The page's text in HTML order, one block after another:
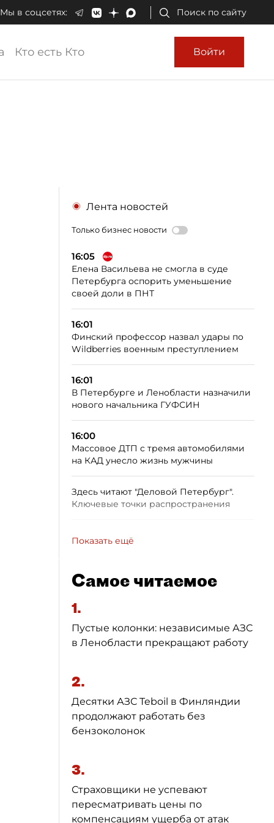
Мы в соцсетях: Поиск по сайту
Кто есть Кто Войти
Лента новостей
Только бизнес новости
16:05
Елена Васильева не смогла в суде
Петербурга оспорить уменьшение
своей доли в ПНТ
16:01
Финский профессор назвал удары по
Wildberries военным преступлением
16:01
В Петербурге и Ленобласти назначили
нового начальника ГУФСИН
16:00
Массовое ДТП с тремя автомобилями
на КАД унесло жизнь мужчины
Здесь читают "Деловой Петербург".
Ключевые точки распространения
Показать ещё
Самое читаемое
1.
Пустые колонки: независимые АЗС
в Ленобласти прекращают работу
2.
Десятки АЗС Teboil в Финляндии
продолжают работать без
бензоколонок
3.
Страховщики не успевают
пересматривать цены по
компенсациям ущерба от атак